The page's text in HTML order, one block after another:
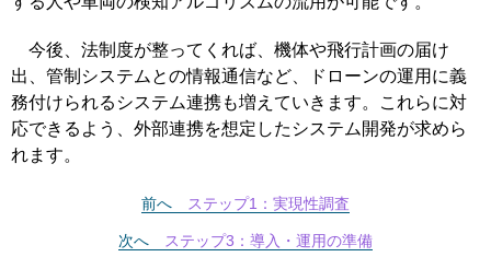
今後、法制度が整ってくれば、機体や飛行計画の届け
出、管制システムとの情報通信など、ドローンの運用に義
務付けられるシステム連携も増えていきます。これらに対
応できるよう、外部連携を想定したシステム開発が求めら
れます。
前へ ステップ1：実現性調査
次へ ステップ3：導入・運用の準備